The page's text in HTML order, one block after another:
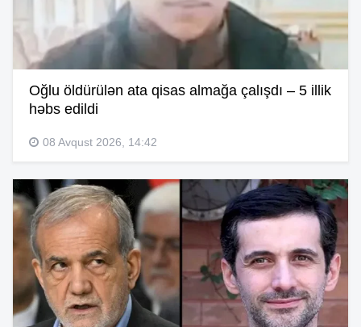
Oğlu öldürülən ata qisas almağa çalışdı – 5 illik
həbs edildi
08 Avqust 2026, 14:42